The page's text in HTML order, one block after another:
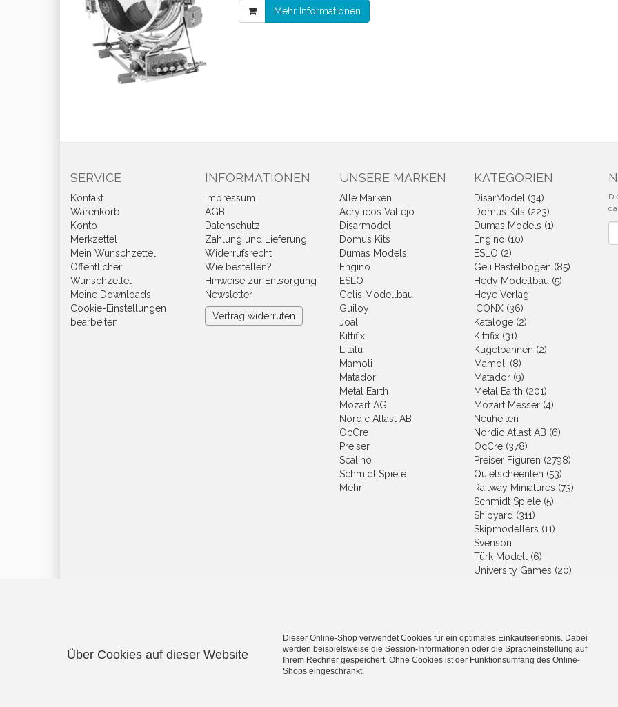
Mehr Informationen
SERVICE
Kontakt
Warenkorb
Konto
Merkzettel
Mein Wunschzettel
Öffentlicher
Wunschzettel
Meine Downloads
Cookie-Einstellungen
bearbeiten
INFORMATIONEN
Impressum
AGB
Datenschutz
Zahlung und Lieferung
Widerrufsrecht
Wie bestellen?
Hinweise zur Entsorgung
Newsletter
Vertrag widerrufen
UNSERE MARKEN
Alle Marken
Acrylicos Vallejo
Disarmodel
Domus Kits
Dumas Models
Engino
ESLO
Gelis Modellbau
Guiloy
Joal
Kittifix
Lilalu
Mamoli
Matador
Metal Earth
Mozart AG
Nordic Atlast AB
OcCre
Preiser
Scalino
Schmidt Spiele
Mehr
KATEGORIEN
DisarModel (34)
Domus Kits (223)
Dumas Models (1)
Engino (10)
ESLO (2)
Geli Bastelbögen (85)
Hedy Modellbau (5)
Heye Verlag
ICONX (36)
Kataloge (2)
Kittifix (31)
Kugelbahnen (2)
Mamoli (8)
Matador (9)
Metal Earth (201)
Mozart Messer (4)
Neuheiten
Nordic Atlast AB (6)
OcCre (378)
Preiser Figuren (2798)
Quietscheenten (53)
Railway Miniatures (73)
Schmidt Spiele (5)
Shipyard (311)
Skipmodellers (11)
Svenson
Türk Modell (6)
University Games (20)
Über Cookies auf dieser Website
Dieser Online-Shop verwendet Cookies für ein optimales Einkaufserlebnis. Dabei
werden beispielsweise die Session-Informationen oder die Spracheinstellung auf
Ihrem Rechner gespeichert. Ohne Cookies ist der Funktionsumfang des Online-
Shops eingeschränkt.